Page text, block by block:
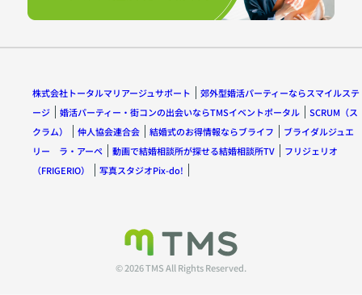
株式会社トータルマリアージュサポート
郊外型婚活パーティーならスマイルステ
ージ
婚活パーティー・街コンの出会いならTMSイベントポータル
SCRUM（ス
クラム）
仲人協会連合会 結婚式のお得情報ならブライフ
ブライダルジュエ
リー ラ・アーペ
動画で結婚相談所が探せる結婚相談所TV
フリジェリオ
（FRIGERIO）
写真スタジオPix-do!
© 2026 TMS All Rights Reserved.